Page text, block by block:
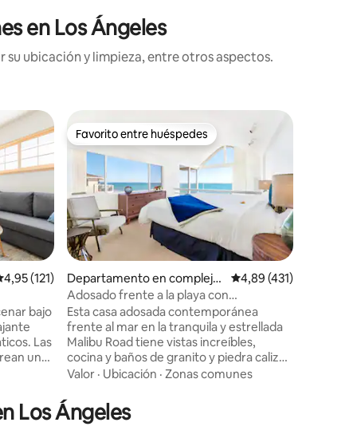
en Los Ángeles
su ubicación y limpieza, entre otros aspectos.
promedio: 4,95 de 5. 121 evaluaciones
4,95 (121)
bajo
Las
una
Favorito entre huéspedes
Favorito entre huéspedes
Departamento en complejo
residencial en Malibú
Calificación promedio:
4,89 (431)
Adosado frente a la playa con
impresionantes vistas al mar
Esta casa adosada contemporánea
frente al mar en la tranquila y estrellada
Malibu Road tiene vistas increíbles,
cocina y baños de granito y piedra caliza,
sala de estar con chimenea, bañera para
estar/área de recreación. Es espacioso,
tranquilo y privado con sonidos del ritmo
Valor · Ubicación · Zonas comunes
Los Ángeles